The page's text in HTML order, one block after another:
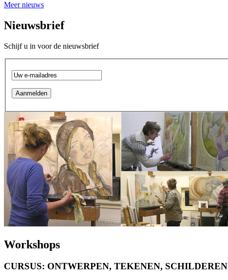
Meer nieuws
Nieuwsbrief
Schijf u in voor de nieuwsbrief
Workshops
CURSUS: ONTWERPEN, TEKENEN, SCHILDEREN